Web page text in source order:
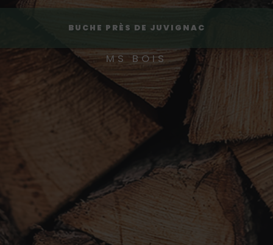
BUCHE PRÈS DE JUVIGNAC
MS BOIS